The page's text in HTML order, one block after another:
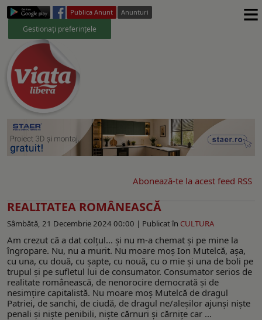
Publica Anunt Anunturi
Gestionați preferințele ≡
Abonează-te la acest feed RSS
REALITATEA ROMÂNEASCĂ
Sâmbătă, 21 Decembrie 2024 00:00 | Publicat în CULTURA
Am crezut că a dat colţul... şi nu m-a chemat şi pe mine la
îngropare. Nu, nu a murit. Nu moare moş Ion Mutelcă, aşa,
cu una, cu două, cu şapte, cu nouă, cu o mie şi una de boli pe
trupul şi pe sufletul lui de consumator. Consumator serios de
realitate românească, de nenorocire democrată şi de
nesimţire capitalistă. Nu moare moş Mutelcă de dragul
Patriei, de sanchi, de ciudă, de dragul ne/aleşilor ajunşi nişte
penali şi nişte penibili, nişte cărnuri şi cărniţe car ...